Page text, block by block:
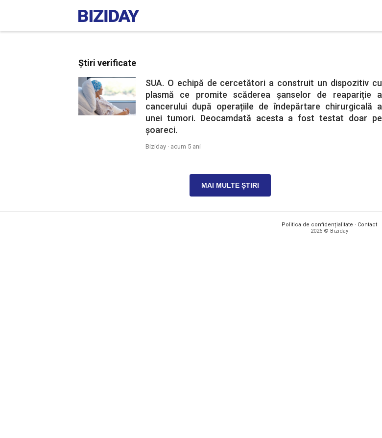
Știri verificate
SUA. O echipă de cercetători a construit un dispozitiv cu
plasmă ce promite scăderea șanselor de reapariție a
cancerului după operațiile de îndepărtare chirurgicală a
unei tumori. Deocamdată acesta a fost testat doar pe
șoareci.
Biziday · acum 5 ani
MAI MULTE ȘTIRI
Politica de confidențialitate · Contact
2026 © Biziday